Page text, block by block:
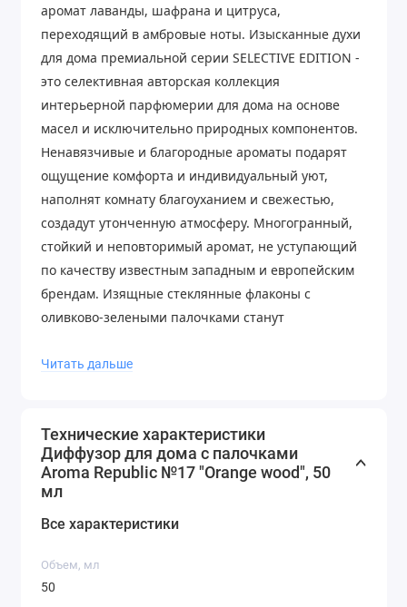
аромат лаванды, шафрана и цитруса,
переходящий в амбровые ноты. Изысканные духи
для дома премиальной серии SELECTIVE EDITION -
это селективная авторская коллекция
интерьерной парфюмерии для дома на основе
масел и исключительно природных компонентов.
Ненавязчивые и благородные ароматы подарят
ощущение комфорта и индивидуальный уют,
наполнят комнату благоуханием и свежестью,
создадут утонченную атмосферу. Многогранный,
стойкий и неповторимый аромат, не уступающий
по качеству известным западным и европейским
брендам. Изящные стеклянные флаконы с
оливково-зелеными палочками станут
украшением интерьера квартиры. Все наши
натуральные компоненты и работают в течение 4-
5 месяцев. Изысканный аромат будет наполнять
Ваш дом долгое время. Вы слышите чистые
сама природа. НЕ содержат спирт. Фоновый запах
органами обоняния, но организм этот
Читать дальше
Технические характеристики
Диффузор для дома с палочками
Aroma Republic №17 "Orange wood", 50
мл
Все характеристики
Объем, мл
50